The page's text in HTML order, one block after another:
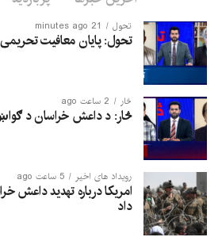
تحول 21 minutes ago
تحول: پایان معافیت تحریمی
څار 2 ساعت ago
څار: د داعش خراسان د ګواښ
رویداد های اخیر 5 ساعت ago
امریکا درباره تهدید داعش
داد